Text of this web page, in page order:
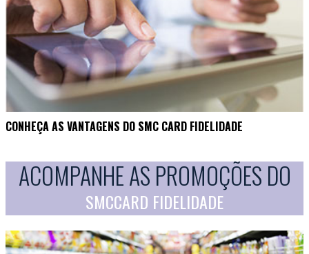
CONHEÇA AS VANTAGENS DO SMC CARD FIDELIDADE
ACOMPANHE AS PROMOÇÕES DO
SMCCARD FIDELIDADE